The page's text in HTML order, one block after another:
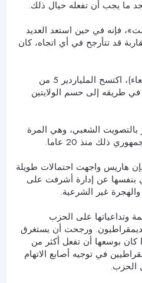
ما يجب أن تفعله حيال ذلك.
فإنه في حين استعد العديد
قد تتأرجح في أي اتجاه، كان
وأضافت أنه بحلول صباح (الأربعاء)، اكتسح الملياردير 5 من
في طريقه إلى حسم الولايتين
الشعبي، وهي المرة
ذلك منذ 20 عاما.
فإن هاريس واجهت احتمالات طويلة
بنفسها عن إدارة أشرفت على
غير الشرعية.
وتداعياتها على الحزب
ورجحت أن يستغرق
بوسعها أن تفعل أكثر من
في توجيه أصابع الاتهام
الحزب.